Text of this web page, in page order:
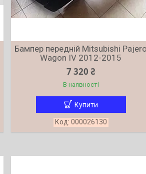
Бампер передній Mitsubishi Pajero
Wagon IV 2012-2015
7 320 ₴
В наявності
Купити
000026130